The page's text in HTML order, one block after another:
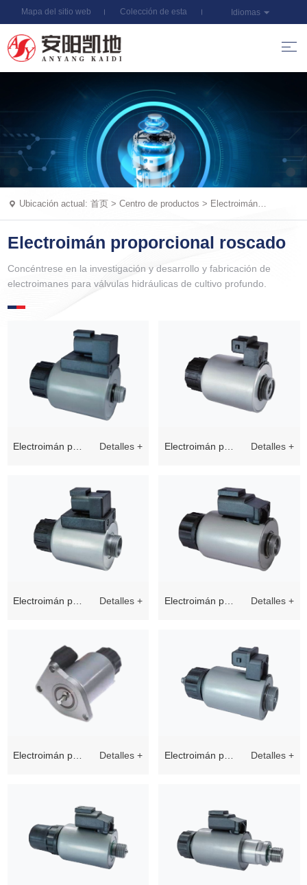
Mapa del sitio web Colección de esta Idiomas
Ubicación actual: 首页 > Centro de productos > Electroimán
Electroimán proporcional roscado
Concéntrese en la investigación y desarrollo y fabricación de
electroimanes para válvulas hidráulicas de cultivo profundo.
Electroimán para
proporcionales
Detalles + Electroimán para
proporcionales
Detalles +
Electroimán para
proporcionales
Detalles + Electroimán para
proporcionales
Detalles +
Electroimán para
proporcional
Detalles + Electroimán para
proporcionales
Detalles +